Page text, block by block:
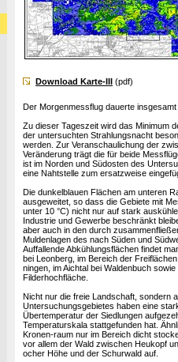
Download Karte-III (pdf)
Der Morgenmessflug dauerte
Zu dieser Tageszeit wird das Minimum
der untersuchten Strahlungsnacht
werden. Zur Veranschaulichung der
Veränderung trägt die für beide
ist im Norden und Südosten des
eine Nahtstelle zum ersatzweise
Die dunkelblauen Flächen am unteren
ausgeweitet, so dass die Gebiete mit
unter 10 °C) nicht nur auf stark
Industrie und Gewerbe beschränkt
aber auch in den durch
Muldenlagen des nach Süden und
Auffallende Abkühlungsflächen findet
bei Leonberg, im Bereich der
ningen, im Aichtal bei Waldenbuch
Filderhochfläche.
Nicht nur die freie Landschaft, sondern
Untersuchungsgebietes haben eine
Übertemperatur der Siedlungen
Temperaturskala stattgefunden hat.
Kronen-raum nur im Bereich dicht
vor allem der Wald zwischen Heukopf
ocher Höhe und der Schurwald auf.